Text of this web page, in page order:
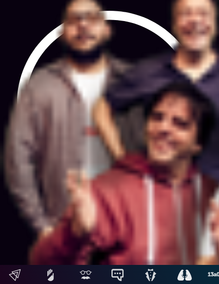
Aventuras en Little Habana
MUNDIAL 2026
13a0 • 19/06/2026
Siguientes
Hosting: NetUy
Términos y condiciones
Diseño, desarrollo y contenidos: Equipo Digital de Magnolio
Media Group